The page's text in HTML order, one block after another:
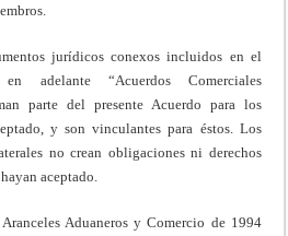
jurídicos conexos incluidos en el
adelante “Acuerdos Comerciales
parte del presente Acuerdo para los
y son vinculantes para éstos. Los
no crean obligaciones ni derechos
aceptado.
Aduaneros y Comercio de 1994